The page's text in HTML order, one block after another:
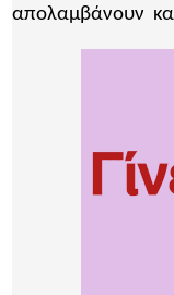
απολαμβάνουν